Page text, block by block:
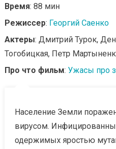
Время: 88 мин
Режиссер: Георгий Саенко
Актеры: Дмитрий Турок,
Тогобицкая, Петр
Про что фильм: Ужасы про
Население Земли
вирусом.
одержимых яростью